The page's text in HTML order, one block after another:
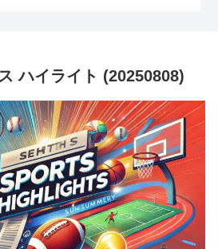
ハイライト (20250808)